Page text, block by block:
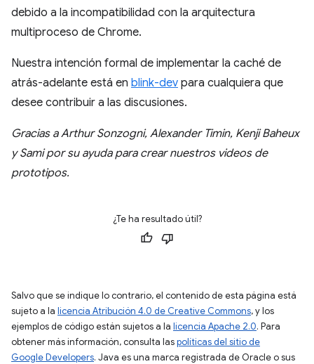
debido a la incompatibilidad con la arquitectura
multiproceso de Chrome.
Nuestra intención formal de implementar la caché de
atrás-adelante está en blink-dev para cualquiera que
desee contribuir a las discusiones.
Gracias a Arthur Sonzogni, Alexander Timin, Kenji Baheux
y Sami por su ayuda para crear nuestros videos de
prototipos.
¿Te ha resultado útil?
Salvo que se indique lo contrario, el contenido de esta página está
sujeto a la licencia Atribución 4.0 de Creative Commons, y los
ejemplos de código están sujetos a la licencia Apache 2.0. Para
obtener más información, consulta laspolíticas del sitio de
Google Developers. Java es una marca registrada de Oracle o sus